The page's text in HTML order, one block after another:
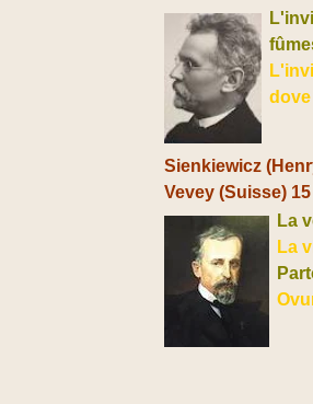
Sienkiewicz
Vevey (Suisse)
La
La